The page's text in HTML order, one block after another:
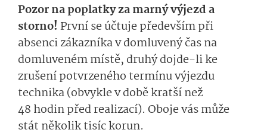
Pozor na poplatky za marný výjezd a
storno! První se účtuje především při
absenci zákazníka v domluvený čas na
domluveném místě, druhý dojde-li ke
zrušení potvrzeného termínu výjezdu
technika (obvykle v době kratší než
48 hodin před realizací). Oboje vás může
stát několik tisíc korun.